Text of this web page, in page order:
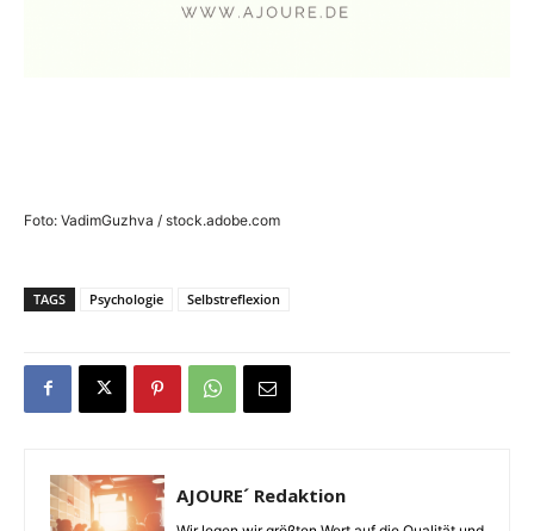
Foto: VadimGuzhva / stock.adobe.com
TAGS Psychologie Selbstreflexion
AJOURE´ Redaktion